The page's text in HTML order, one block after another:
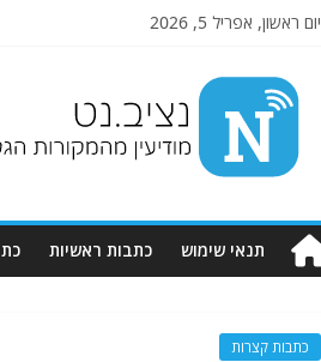
יום ראשון, אפריל 5, 2026
Nziv.net
מודיעין
מהמקורות
תנאי שימוש כתבות ראשיות
כתבות קצרות